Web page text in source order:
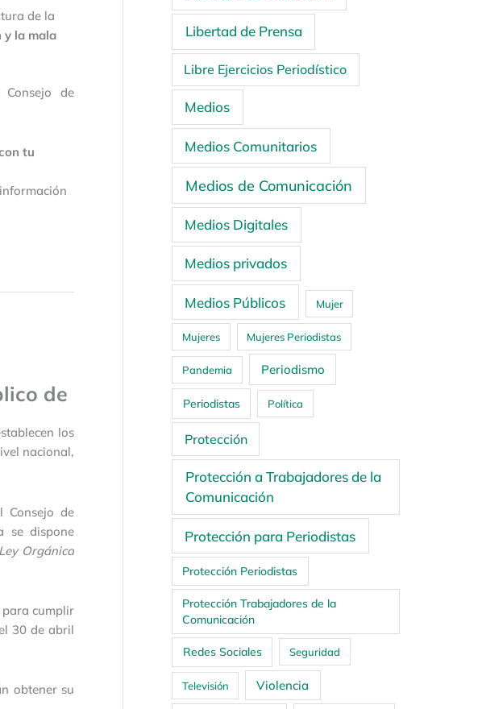
de la
y la mala
de
tu
de
los
nacional,
Consejo de
se dispone
Orgánica
para cumplir
30 de abril
obtener su
Libertad de Prensa
Libre Ejercicios Periodístico
Medios
Medios Comunitarios
Medios de Comunicación
Medios Digitales
Medios privados
Medios Públicos Mujer
Mujeres Mujeres Periodistas
Pandemia Periodismo
Periodistas Política
Protección
Protección a Trabajadores de la
Comunicación
Protección para Periodistas
Protección Periodistas
Protección Trabajadores de la
Comunicación
Redes Sociales Seguridad
Televisión Violencia